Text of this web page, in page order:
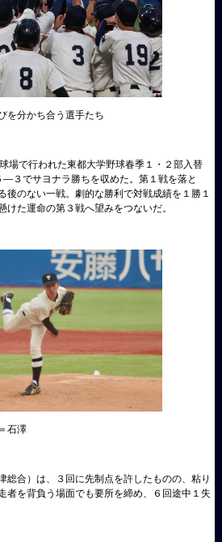
かち合う選手たち
場で行われた東都大学野球春季１・２部入替
３でサヨナラ勝ちを収めた。第１戦を落と
後のない一戦。劇的な勝利で対戦成績を１勝１
た運命の第３戦へ望みをつないだ。
澤
合）は、３回に先制点を許したものの、粘り
者を背負う場面でも要所を締め、６回途中１失